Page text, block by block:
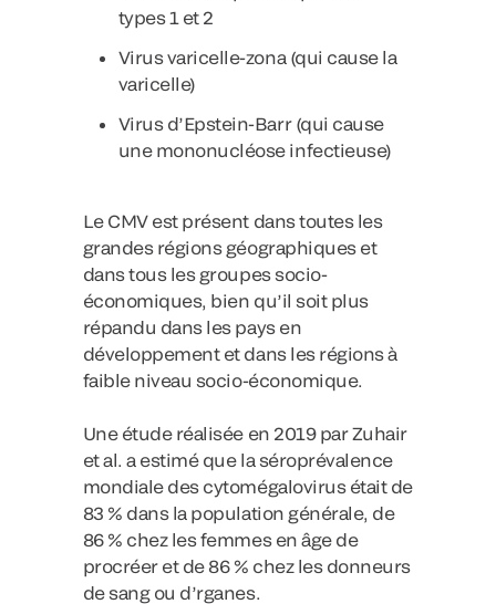
types 1 et 2
Virus varicelle-zona (qui cause la
varicelle)
Virus d’Epstein-Barr (qui cause
une mononucléose infectieuse)
Le CMV est présent dans toutes les
grandes régions géographiques et
dans tous les groupes socio-
économiques, bien qu’il soit plus
répandu dans les pays en
développement et dans les régions à
faible niveau socio-économique.
Une étude réalisée en 2019 par Zuhair
et al. a estimé que la séroprévalence
mondiale des cytomégalovirus était de
83 % dans la population générale, de
86 % chez les femmes en âge de
procréer et de 86 % chez les donneurs
de sang ou d’rganes.